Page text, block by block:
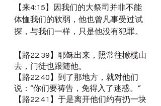
【来4:15】因我们的大祭司并非不能
体恤我们的软弱，他也曾凡事受过试
探，与我们一样，只是他没有犯罪。
【路22:39】耶稣出来，照常往橄榄山
去，门徒也跟随他。
【路22:40】到了那地方，就对他们
说：“你们要祷告，免得入了迷惑。”
【路22:41】于是离开他们约有扔一块